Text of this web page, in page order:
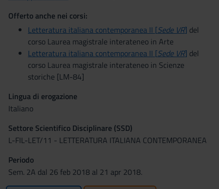
Offerto anche nei corsi:
Letteratura italiana contemporanea II [Sede VR] del
corso Laurea magistrale interateneo in Arte
Letteratura italiana contemporanea II [Sede VR] del
corso Laurea magistrale interateneo in Scienze
storiche [LM-84]
Lingua di erogazione
Italiano
Settore Scientifico Disciplinare (SSD)
L-FIL-LET/11 - LETTERATURA ITALIANA CONTEMPORANEA
Periodo
Sem. 2A dal 26 feb 2018 al 21 apr 2018.